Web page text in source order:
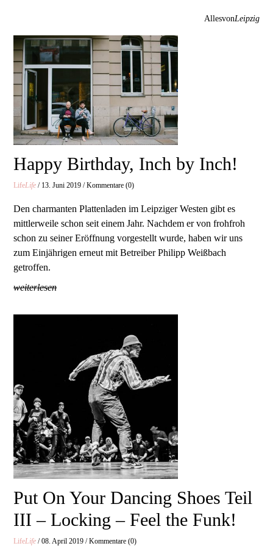
AllesvonLeipzig
Happy Birthday, Inch by Inch!
LifeLife / 13. Juni 2019 / Kommentare (0)
Den charmanten Plattenladen im Leipziger Westen gibt es
mittlerweile schon seit einem Jahr. Nachdem er von frohfroh
schon zu seiner Eröffnung vorgestellt wurde, haben wir uns
zum Einjährigen erneut mit Betreiber Philipp Weißbach
getroffen.
weiterlesen
Put On Your Dancing Shoes Teil
III – Locking – Feel the Funk!
LifeLife / 08. April 2019 / Kommentare (0)